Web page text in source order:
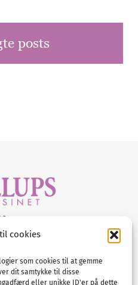
cookies
som cookies til at gemme
dit samtykke til disse
eller unikke ID'er på dette
posts